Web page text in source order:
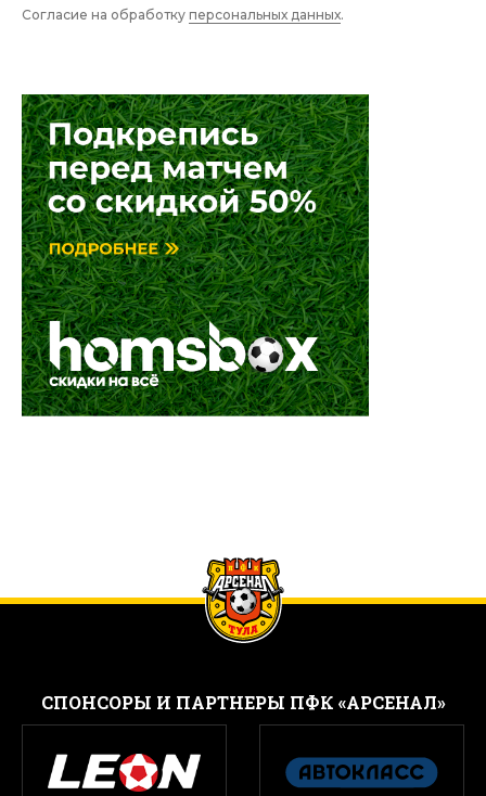
Согласие на обработку персональных данных.
CПОНСОРЫ И ПАРТНЕРЫ ПФК «АРСЕНАЛ»